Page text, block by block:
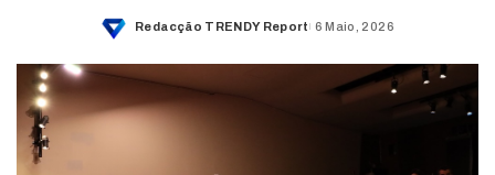
Posted
Redacção TRENDY Report 6 Maio, 2026